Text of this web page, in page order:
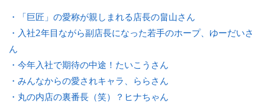
・「巨匠」の愛称が親しまれる店長の畠山さん
・入社2年目ながら副店長になった若手のホープ、ゆーだいさ
ん
・今年入社で期待の中途！たいこうさん
・みんなからの愛されキャラ、ららさん
・丸の内店の裏番長（笑）？ヒナちゃん